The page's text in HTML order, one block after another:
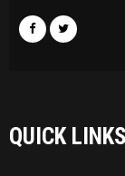
QUICK LINKS